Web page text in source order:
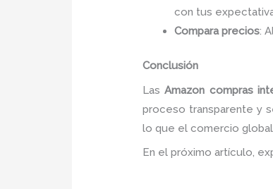
con tus
Compara precios:
Conclusión
LasAmazon compras
proceso transparente y
lo que el comercio
En el próximo artículo,